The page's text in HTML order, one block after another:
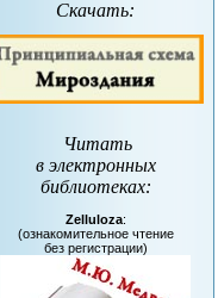
Скачать:
Читать
в электронных
библиотеках:
Zelluloza:
(ознакомительное чтение
без регистрации)